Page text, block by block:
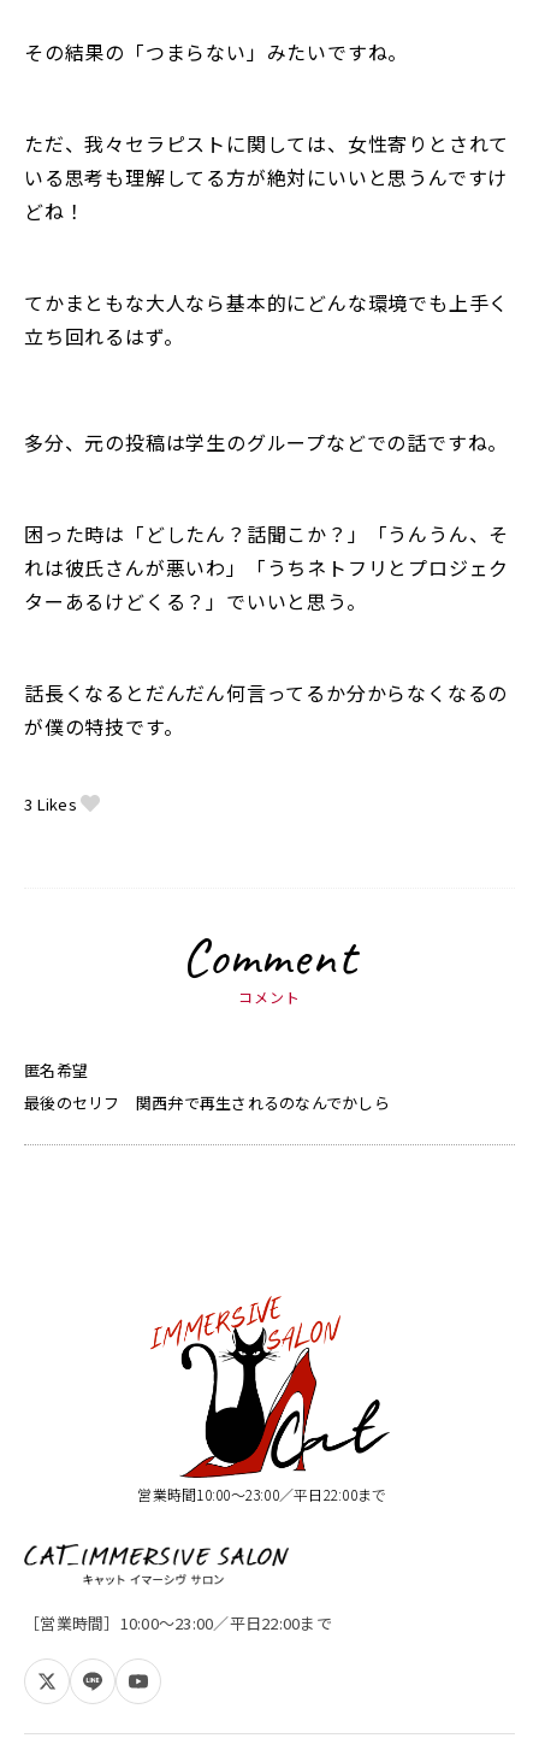
その結果の「つまらない」みたいですね。
ただ、我々セラピストに関しては、女性寄りとされて
いる思考も理解してる方が絶対にいいと思うんですけ
どね！
てかまともな大人なら基本的にどんな環境でも上手く
立ち回れるはず。
多分、元の投稿は学生のグループなどでの話ですね。
困った時は「どしたん？話聞こか？」「うんうん、そ
れは彼氏さんが悪いわ」「うちネトフリとプロジェク
ターあるけどくる？」でいいと思う。
話長くなるとだんだん何言ってるか分からなくなるの
が僕の特技です。
3 Likes
Comment
コメント
匿名希望
最後のセリフ 関西弁で再生されるのなんでかしら
営業時間10:00〜23:00／平日22:00まで
［営業時間］10:00〜23:00／平日22:00まで